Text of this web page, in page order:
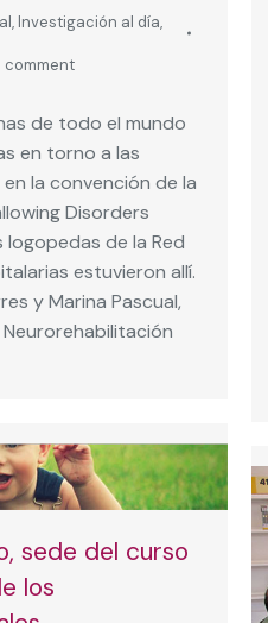
, Investigación al día,
comment
de todo el mundo
en torno a las
la convención de la
Disorders
logopedas de la Red
estuvieron allí.
y Marina Pascual,
sede del curso
los